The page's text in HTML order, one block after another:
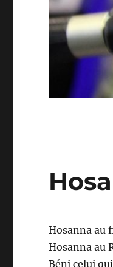
Hosanna au
Hosanna au
Béni celui